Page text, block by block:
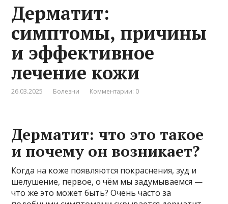
Дерматит:
симптомы, причины
и эффективное
лечение кожи
26.03.2025 Болезни Комментарии: 0
Дерматит: что это такое
и почему он возникает?
Когда на коже появляются покраснения, зуд и
шелушение, первое, о чём мы задумываемся —
что же это может быть? Очень часто за